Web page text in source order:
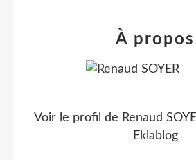
À propos
Voir le profil de Renaud
Eklablog